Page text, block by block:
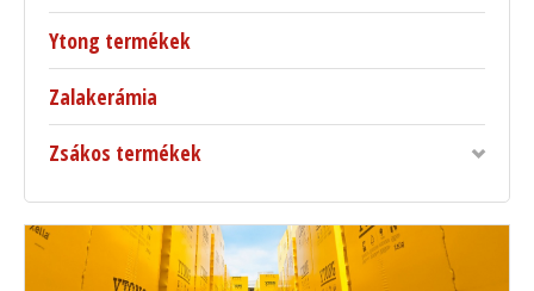
Ytong termékek
Zalakerámia
Zsákos termékek